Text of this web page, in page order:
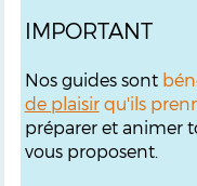
IMPORTANT
Nos guides sont
de plaisirqu'ils
préparer et animer
vous proposent.